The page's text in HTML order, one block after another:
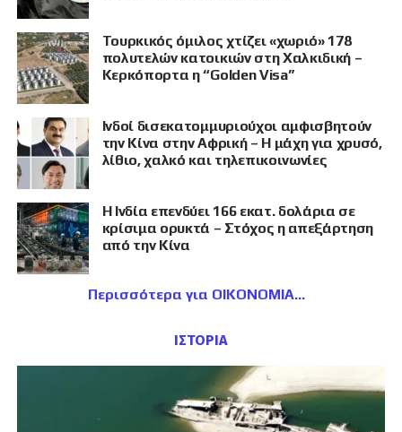
Τουρκικός όμιλος χτίζει «χωριό» 178
πολυτελών κατοικιών στη Χαλκιδική –
Κερκόπορτα η “Golden Visa”
Ινδοί δισεκατομμυριούχοι αμφισβητούν
την Κίνα στην Αφρική – Η μάχη για χρυσό,
λίθιο, χαλκό και τηλεπικοινωνίες
Η Ινδία επενδύει 166 εκατ. δολάρια σε
κρίσιμα ορυκτά – Στόχος η απεξάρτηση
από την Κίνα
Περισσότερα για ΟΙΚΟΝΟΜΙΑ
ΙΣΤΟΡΙΑ